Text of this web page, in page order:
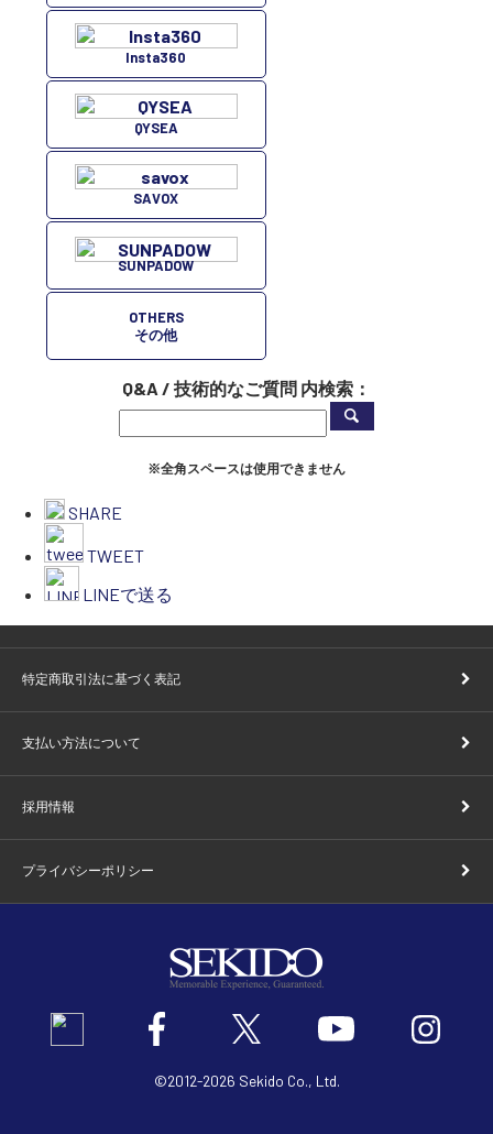
Insta360
QYSEA
SAVOX
SUNPADOW
OTHERS
その他
Q&A / 技術的なご質問 内検索：
※全角スペースは使用できません
SHARE
TWEET
LINEで送る
特定商取引法に基づく表記
支払い方法について
採用情報
プライバシーポリシー
©2012-2026 Sekido Co., Ltd.